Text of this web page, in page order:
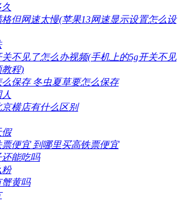
但网速太慢(苹果13网速显示设置怎么设
不见了怎么办视频(手机上的5g开关不见
教程)
保存 冬虫夏草要怎么保存
横店有什么区别
假
便宜 到哪里买高铁票便宜
还能吃吗
粉
蟹黄吗